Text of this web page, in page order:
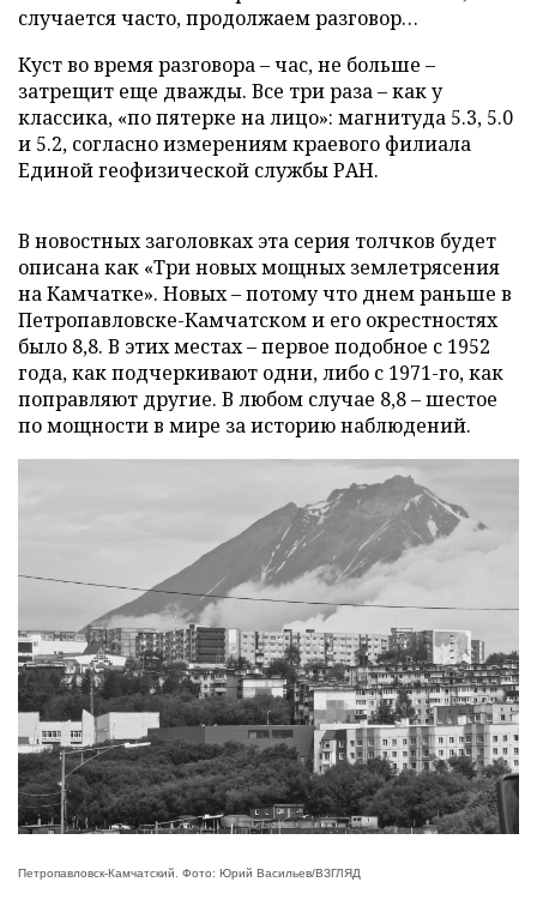
случается часто, продолжаем разговор…
Куст во время разговора – час, не больше –
затрещит еще дважды. Все три раза – как у
классика, «по пятерке на лицо»: магнитуда 5.3, 5.0
и 5.2, согласно измерениям краевого филиала
Единой геофизической службы РАН.
В новостных заголовках эта серия толчков будет
описана как «Три новых мощных землетрясения
на Камчатке». Новых – потому что днем раньше в
Петропавловске-Камчатском и его окрестностях
было 8,8. В этих местах – первое подобное с 1952
года, как подчеркивают одни, либо с 1971-го, как
поправляют другие. В любом случае 8,8 – шестое
по мощности в мире за историю наблюдений.
Петропавловск-Камчатский. Фото: Юрий Васильев/ВЗГЛЯД